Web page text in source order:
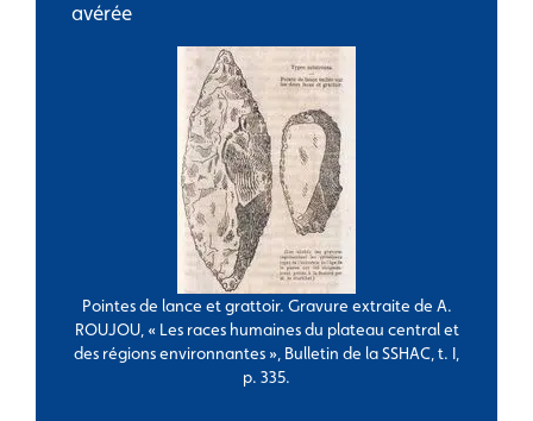
avérée
Pointes de lance et grattoir. Gravure extraite de A.
ROUJOU, « Les races humaines du plateau central et
des régions environnantes », Bulletin de la SSHAC, t. I,
p. 335.